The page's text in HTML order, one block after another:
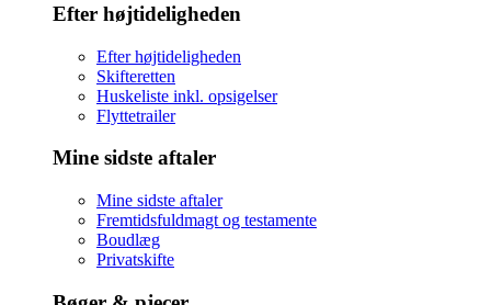
Efter højtideligheden
Efter højtideligheden
Skifteretten
Huskeliste inkl. opsigelser
Flyttetrailer
Mine sidste aftaler
Mine sidste aftaler
Fremtidsfuldmagt og testamente
Boudlæg
Privatskifte